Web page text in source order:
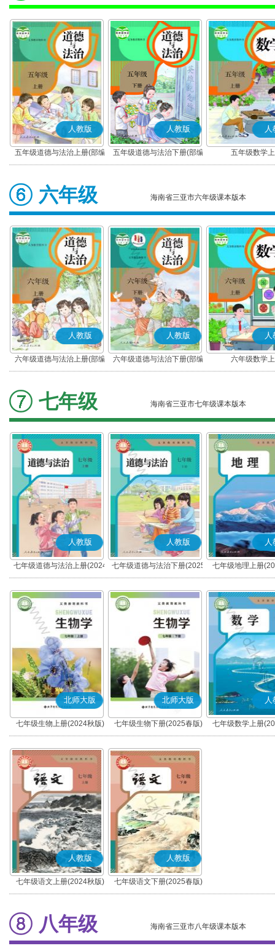
人教版
五年级道德与法治上册(部编
版)
人教版
五年级道德与法治下册(部编
版)
人
五年级数学
六年级 海南省三亚市六年级课本版本
人教版
六年级道德与法治上册(部编
版)
人教版
六年级道德与法治下册(部编
版)
人
六年级数学
七年级 海南省三亚市七年级课本版本
人教版
七年级道德与法治上册(2024
秋版)(部编版)
人教版
七年级道德与法治下册(2025
春版)(部编版)
人
七年级地理上册
北师大版
七年级生物上册(2024秋版)
北师大版
七年级生物下册(2025春版)
人
七年级数学上册
人教版
七年级语文上册(2024秋版)
(部编版)
人教版
七年级语文下册(2025春版)
(部编版)
八年级 海南省三亚市八年级课本版本